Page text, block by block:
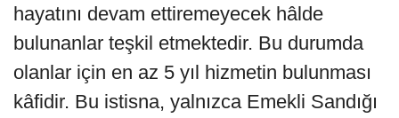
hayatını devam ettiremeyecek hâlde
bulunanlar teşkil etmektedir. Bu durumda
olanlar için en az 5 yıl hizmetin bulunması
kâfidir. Bu istisna, yalnızca Emekli Sandığı